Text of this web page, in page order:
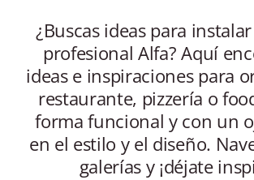
¿Buscas ideas para
profesional Alfa? Aquí
ideas e inspiraciones para
restaurante, pizzería o
forma funcional y con un
en el estilo y el diseño.
galerías y ¡déjate